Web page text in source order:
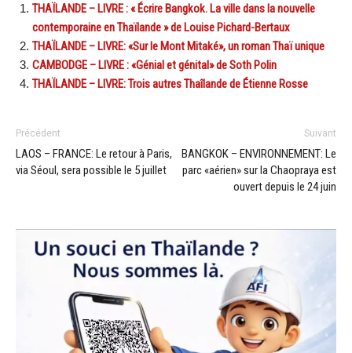
THAÏLANDE – LIVRE : « Écrire Bangkok. La ville dans la nouvelle
contemporaine en Thaïlande » de Louise Pichard-Bertaux
THAÏLANDE – LIVRE: «Sur le Mont Mitaké», un roman Thaï unique
CAMBODGE – LIVRE : «Génial et génital» de Soth Polin
THAÏLANDE – LIVRE: Trois autres Thaîlande de Étienne Rosse
Précédent
LAOS – FRANCE: Le retour à Paris,
via Séoul, sera possible le 5 juillet
Suivant
BANGKOK – ENVIRONNEMENT: Le
parc «aérien» sur la Chaopraya est
ouvert depuis le 24 juin